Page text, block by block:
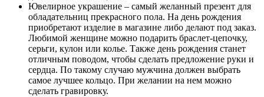
Ювелирное украшение – самый желанный презент для
обладательниц прекрасного пола. На день рождения
приобретают изделие в магазине либо делают под заказ.
Любимой женщине можно подарить браслет-цепочку,
серьги, кулон или колье. Также день рождения станет
отличным поводом, чтобы сделать предложение руки и
сердца. По такому случаю мужчина должен выбрать
самое лучшее кольцо. При желании на нем можно
сделать гравировку.